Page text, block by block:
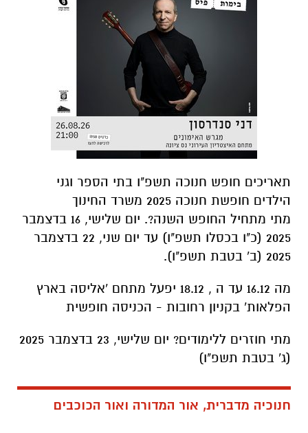
תאריכים חופש חנוכה תשפ"ו בתי הספר וגני
הילדים חופשת חנוכה 2025 משרד החינוך
מתי מתחיל החופש השנה?. יום שלישי, 16 בדצמבר
2025 (כ"ו בכסלו תשפ"ו) עד יום שני, 22 בדצמבר
2025 (ב' בטבת תשפ"ו).
מה 16.12 עד ה , 18.12 יפעל מתחם 'אליסה בארץ
הפלאות' בקניון רחובות - הכניסה חופשית
מתי חוזרים ללימודים? יום שלישי, 23 בדצמבר 2025
(ג' בטבת תשפ"ו)
חנוכיה מדברית, אור המדורה ואור הכוכבים